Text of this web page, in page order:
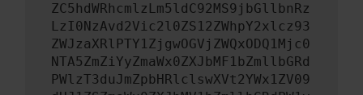
ZC5hdWRhcmlzLm5ldC92MS9jbGllbnRz
LzI0NzAvd2Vic2l0ZS12ZWhpY2xlcz93
ZWJzaXRlPTY1ZjgwOGVjZWQxODQ1Mjc0
NTA5ZmZiYyZmaWx0ZXJbMF1bZmllbGRd
PWlzT3duJmZpbHRlclswXVt2YWx1ZV09